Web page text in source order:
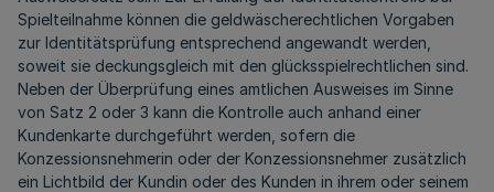
Spielteilnahme können die geldwäscherechtlichen Vorgaben
zur Identitätsprüfung entsprechend angewandt werden,
soweit sie deckungsgleich mit den glücksspielrechtlichen sind.
Neben der Überprüfung eines amtlichen Ausweises im Sinne
von Satz 2 oder 3 kann die Kontrolle auch anhand einer
Kundenkarte durchgeführt werden, sofern die
Konzessionsnehmerin oder der Konzessionsnehmer zusätzlich
ein Lichtbild der Kundin oder des Kunden in ihrem oder seinem